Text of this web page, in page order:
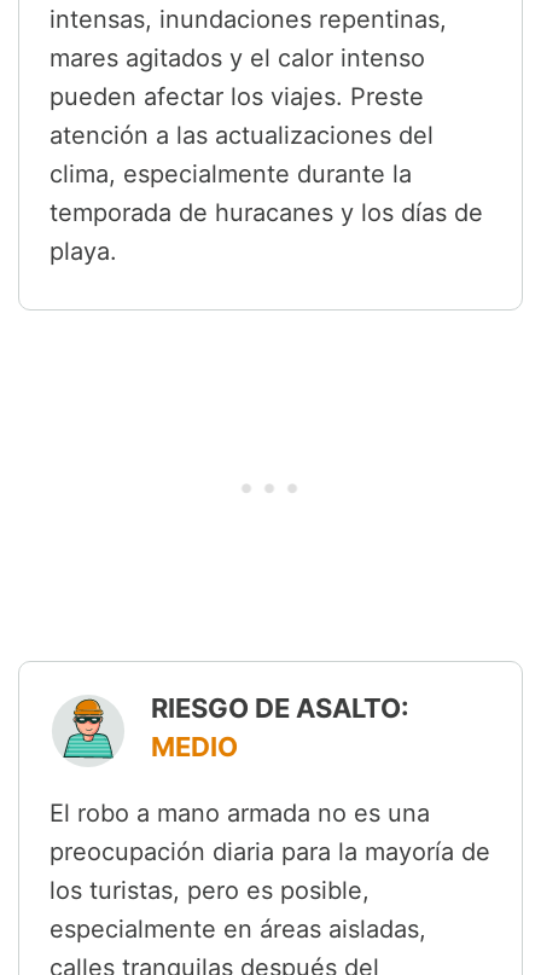
intensas, inundaciones repentinas,
mares agitados y el calor intenso
pueden afectar los viajes. Preste
atención a las actualizaciones del
clima, especialmente durante la
temporada de huracanes y los días de
playa.
RIESGO DE ASALTO:
MEDIO
El robo a mano armada no es una
preocupación diaria para la mayoría de
los turistas, pero es posible,
especialmente en áreas aisladas,
calles tranquilas después del